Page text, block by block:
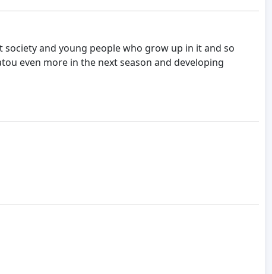
society and young people who grow up in it and so
even more in the next season and developing